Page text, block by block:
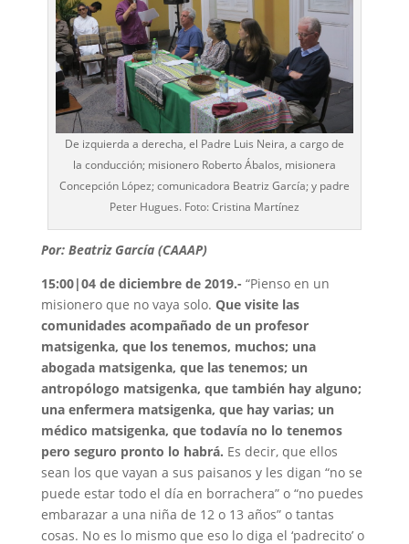
De izquierda a derecha, el Padre Luis Neira, a cargo de
la conducción; misionero Roberto Ábalos, misionera
Concepción López; comunicadora Beatriz García; y padre
Peter Hugues. Foto: Cristina Martínez
Por: Beatriz García (CAAAP)
15:00|04 de diciembre de 2019.- “Pienso en un
misionero que no vaya solo. Que visite las
comunidades acompañado de un profesor
matsigenka, que los tenemos, muchos; una
abogada matsigenka, que las tenemos; un
antropólogo matsigenka, que también hay alguno;
una enfermera matsigenka, que hay varias; un
médico matsigenka, que todavía no lo tenemos
pero seguro pronto lo habrá. Es decir, que ellos
sean los que vayan a sus paisanos y les digan “no se
puede estar todo el día en borrachera” o “no puedes
embarazar a una niña de 12 o 13 años” o tantas
cosas. No es lo mismo que eso lo diga el ‘padrecito’ o